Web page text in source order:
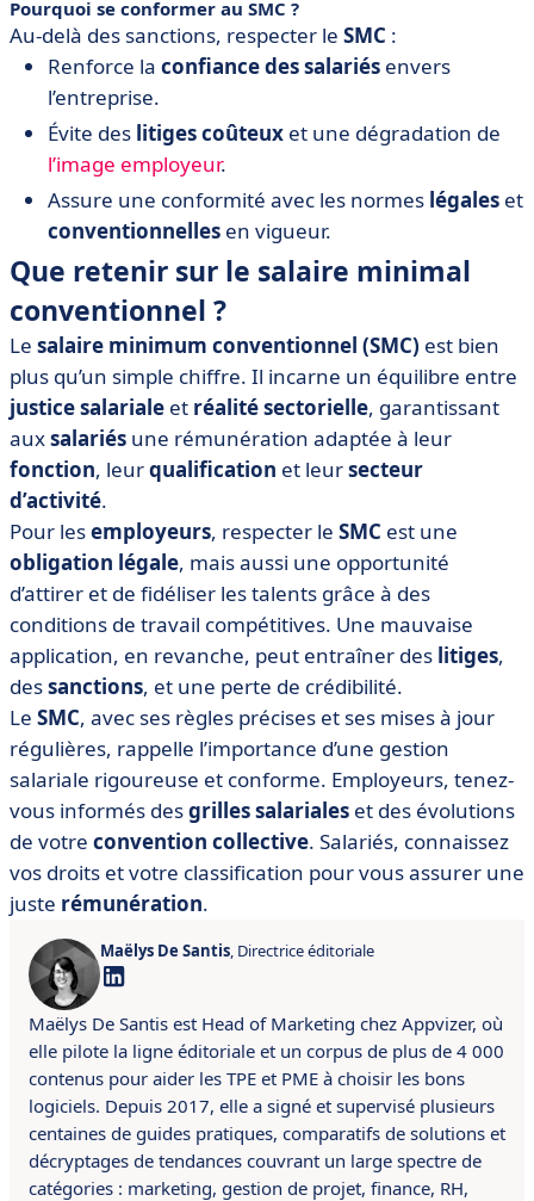
Pourquoi se conformer au SMC ?
Au-delà des sanctions, respecter le SMC :
Renforce la confiance des salariés envers
l’entreprise.
Évite des litiges coûteux et une dégradation de
l’image employeur.
Assure une conformité avec les normes légales et
conventionnelles en vigueur.
Que retenir sur le salaire minimal
conventionnel ?
Le salaire minimum conventionnel (SMC) est bien
plus qu’un simple chiffre. Il incarne un équilibre entre
justice salariale et réalité sectorielle, garantissant
auxsalariés une rémunération adaptée à leur
fonction, leurqualification et leursecteur
d’activité.
Pour lesemployeurs, respecter le SMC est une
obligation légale, mais aussi une opportunité
d’attirer et de fidéliser les talents grâce à des
conditions de travail compétitives. Une mauvaise
application, en revanche, peut entraîner des litiges,
dessanctions, et une perte de crédibilité.
Le SMC, avec ses règles précises et ses mises à jour
régulières, rappelle l’importance d’une gestion
salariale rigoureuse et conforme. Employeurs, tenez-
vous informés desgrilles salariales et des évolutions
de votre convention collective. Salariés, connaissez
vos droits et votre classification pour vous assurer une
juste rémunération.
Maëlys De Santis, Directrice éditoriale
Maëlys De Santis est Head of Marketing chez Appvizer, où
elle pilote la ligne éditoriale et un corpus de plus de 4 000
contenus pour aider les TPE et PME à choisir les bons
logiciels. Depuis 2017, elle a signé et supervisé plusieurs
centaines de guides pratiques, comparatifs de solutions et
décryptages de tendances couvrant un large spectre de
catégories : marketing, gestion de projet, finance, RH,